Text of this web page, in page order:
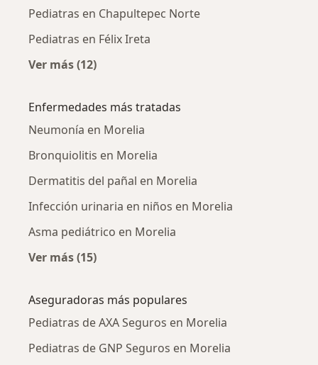
Pediatras en Chapultepec Norte
Pediatras en Félix Ireta
Ver más (12)
Enfermedades más tratadas
Neumonía en Morelia
Bronquiolitis en Morelia
Dermatitis del pañal en Morelia
Infección urinaria en niños en Morelia
Asma pediátrico en Morelia
Ver más (15)
Aseguradoras más populares
Pediatras de AXA Seguros en Morelia
Pediatras de GNP Seguros en Morelia